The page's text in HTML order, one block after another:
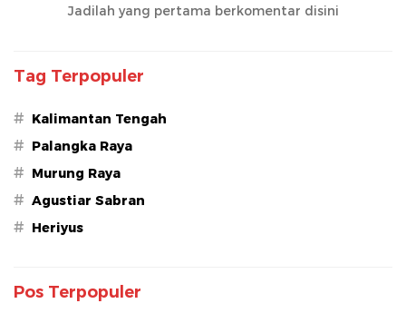
Jadilah yang pertama berkomentar disini
Tag Terpopuler
# Kalimantan Tengah
# Palangka Raya
# Murung Raya
# Agustiar Sabran
# Heriyus
Pos Terpopuler